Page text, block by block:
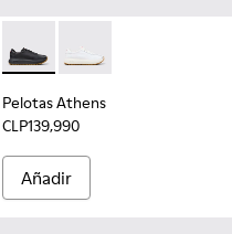
Pelotas Athens - K201853-
Pelotas Athens -
Pelotas Athens
CLP139,990
Añadir